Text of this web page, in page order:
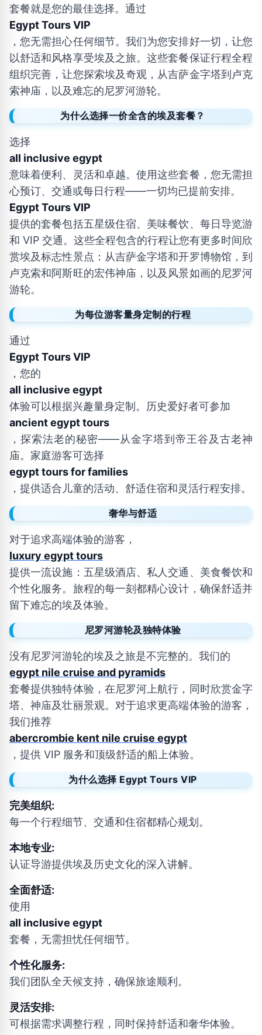
套餐就是您的最佳选择。通过
Egypt Tours VIP
，您无需担心任何细节。我们为您安排好一切，让您
以舒适和风格享受埃及之旅。这些套餐保证行程全程
组织完善，让您探索埃及奇观，从吉萨金字塔到卢克
索神庙，以及难忘的尼罗河游轮。
为什么选择一价全含的埃及套餐？
选择
all inclusive egypt
意味着便利、灵活和卓越。使用这些套餐，您无需担
心预订、交通或每日行程——一切均已提前安排。
Egypt Tours VIP
提供的套餐包括五星级住宿、美味餐饮、每日导览游
和 VIP 交通。这些全程包含的行程让您有更多时间欣
赏埃及标志性景点：从吉萨金字塔和开罗博物馆，到
卢克索和阿斯旺的宏伟神庙，以及风景如画的尼罗河
游轮。
为每位游客量身定制的行程
通过
Egypt Tours VIP
，您的
all inclusive egypt
体验可以根据兴趣量身定制。历史爱好者可参加
ancient egypt tours
，探索法老的秘密——从金字塔到帝王谷及古老神
庙。家庭游客可选择
egypt tours for families
，提供适合儿童的活动、舒适住宿和灵活行程安排。
奢华与舒适
对于追求高端体验的游客，
luxury egypt tours
提供一流设施：五星级酒店、私人交通、美食餐饮和
个性化服务。旅程的每一刻都精心设计，确保舒适并
留下难忘的埃及体验。
尼罗河游轮及独特体验
没有尼罗河游轮的埃及之旅是不完整的。我们的
egypt nile cruise and pyramids
套餐提供独特体验，在尼罗河上航行，同时欣赏金字
塔、神庙及壮丽景观。对于追求更高端体验的游客，
我们推荐
abercrombie kent nile cruise egypt
，提供 VIP 服务和顶级舒适的船上体验。
为什么选择 Egypt Tours VIP
完美组织:
每一个行程细节、交通和住宿都精心规划。
本地专业:
认证导游提供埃及历史文化的深入讲解。
全面舒适:
使用
all inclusive egypt
套餐，无需担忧任何细节。
个性化服务:
我们团队全天候支持，确保旅途顺利。
灵活安排:
可根据需求调整行程，同时保持舒适和奢华体验。